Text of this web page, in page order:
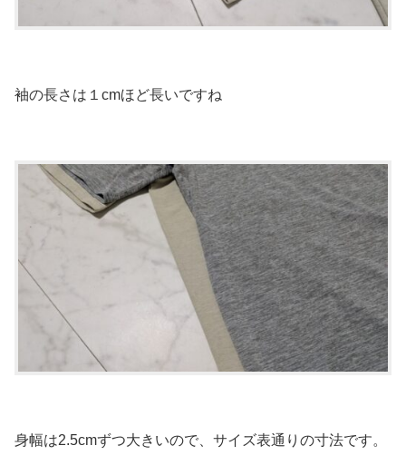
袖の長さは１cmほど長いですね
身幅は2.5cmずつ大きいので、サイズ表通りの寸法です。